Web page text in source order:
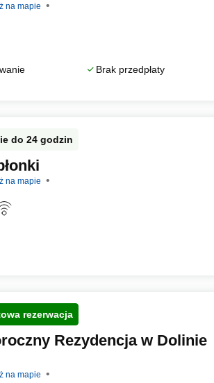
na mapie
Brak przedpłaty
do 24 godzin
na mapie
rezerwacja
Rezydencja w Dolinie
na mapie